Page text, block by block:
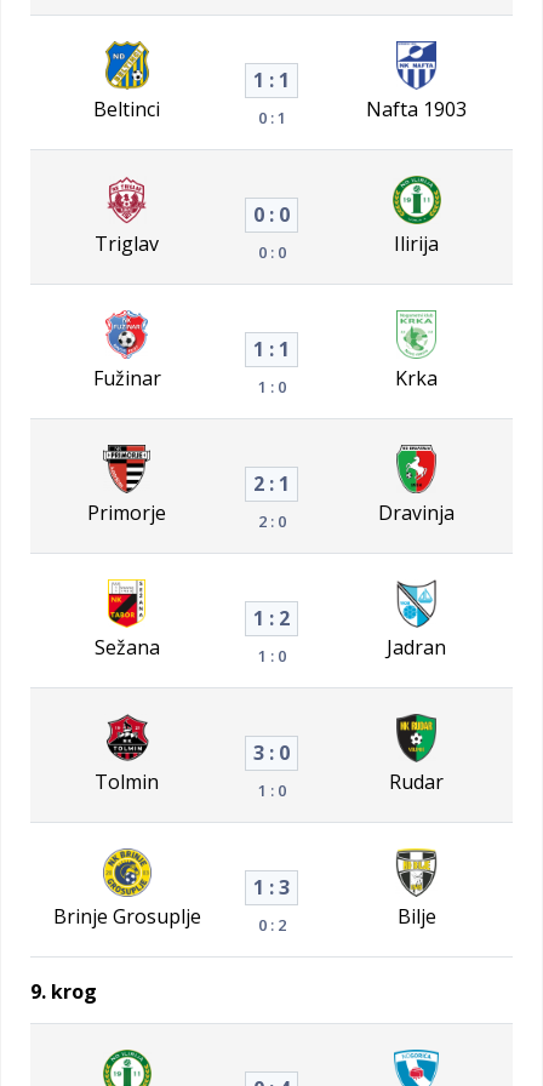
Beltinci
1 : 1
0 : 1 Nafta 1903
Triglav
0 : 0
0 : 0 Ilirija
Fužinar
1 : 1
1 : 0 Krka
Primorje
2 : 1
2 : 0 Dravinja
Sežana
1 : 2
1 : 0 Jadran
Tolmin
3 : 0
1 : 0 Rudar
Brinje Grosuplje
1 : 3
0 : 2 Bilje
9. krog